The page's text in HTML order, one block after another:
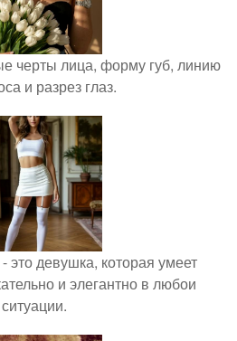
черты лица, форму губ, линию
и разрез глаз.
это девушка, которая умеет
и элегантно в любои
ситуации.